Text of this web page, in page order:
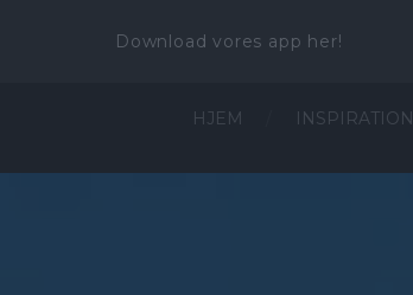
Download vores app her!
HJEM INSPIRATION